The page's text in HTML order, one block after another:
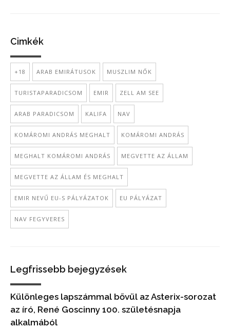
Cimkék
+18 ARAB EMIRÁTUSOK MUSZLIM NŐK
TURISTAPARADICSOM EMIR ZELL AM SEE
ARAB PARADICSOM KALIFA NAV
KOMÁROMI ANDRÁS MEGHALT KOMÁROMI ANDRÁS
MEGHALT KOMÁROMI ANDRÁS MEGVETTE AZ ÁLLAM
MEGVETTE AZ ÁLLAM ÉS MEGHALT
EMIR NEVŰ EU-S PÁLYÁZATOK EU PÁLYÁZAT
NAV FEGYVERES
Legfrissebb bejegyzések
Különleges lapszámmal bővül az Asterix-sorozat
az író, René Goscinny 100. születésnapja
alkalmából